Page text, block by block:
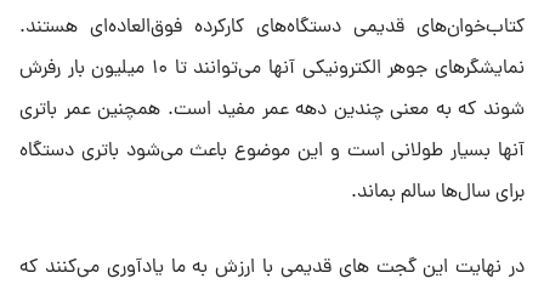
کتاب‌خوان‌های قدیمی دستگاه‌های کارکرده فوق‌العاده‌ای هستند.
نمایشگرهای جوهر الکترونیکی آنها می‌توانند تا ۱۰ میلیون بار رفرش
شوند که به معنی چندین دهه عمر مفید است. همچنین عمر باتری
آنها بسیار طولانی است و این موضوع باعث می‌شود باتری دستگاه
برای سال‌ها سالم بماند.
در نهایت این گجت های قدیمی با ارزش به ما یادآوری می‌کنند که